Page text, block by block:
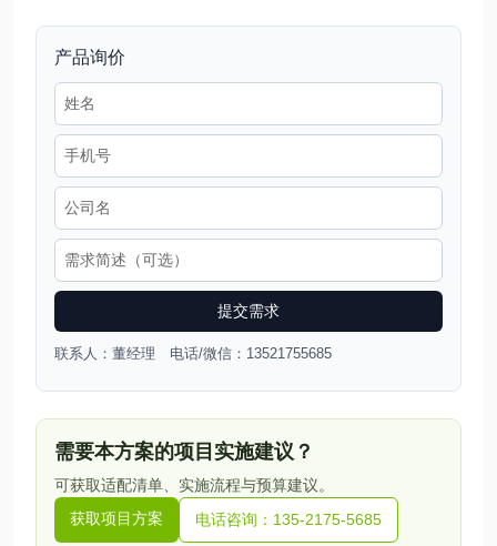
产品询价
提交需求
联系人：董经理 电话/微信：13521755685
需要本方案的项目实施建议？
可获取适配清单、实施流程与预算建议。
获取项目方案
电话咨询：135-2175-5685